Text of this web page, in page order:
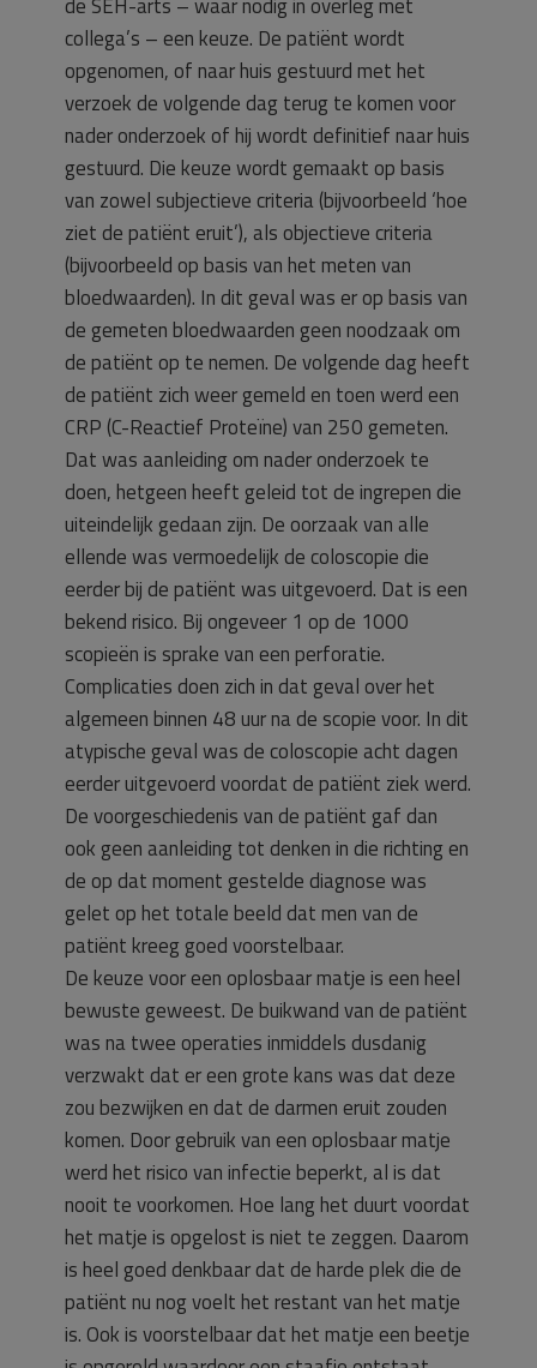
collega’s – een keuze. De patiënt wordt
opgenomen, of naar huis gestuurd met het
verzoek de volgende dag terug te komen voor
nader onderzoek of hij wordt definitief naar huis
gestuurd. Die keuze wordt gemaakt op basis
van zowel subjectieve criteria (bijvoorbeeld ‘hoe
ziet de patiënt eruit’), als objectieve criteria
(bijvoorbeeld op basis van het meten van
bloedwaarden). In dit geval was er op basis van
de gemeten bloedwaarden geen noodzaak om
de patiënt op te nemen. De volgende dag heeft
de patiënt zich weer gemeld en toen werd een
CRP (C-Reactief Proteïne) van 250 gemeten.
Dat was aanleiding om nader onderzoek te
doen, hetgeen heeft geleid tot de ingrepen die
uiteindelijk gedaan zijn. De oorzaak van alle
ellende was vermoedelijk de coloscopie die
eerder bij de patiënt was uitgevoerd. Dat is een
bekend risico. Bij ongeveer 1 op de 1000
scopieën is sprake van een perforatie.
Complicaties doen zich in dat geval over het
algemeen binnen 48 uur na de scopie voor. In dit
atypische geval was de coloscopie acht dagen
eerder uitgevoerd voordat de patiënt ziek werd.
De voorgeschiedenis van de patiënt gaf dan
ook geen aanleiding tot denken in die richting en
de op dat moment gestelde diagnose was
gelet op het totale beeld dat men van de
patiënt kreeg goed voorstelbaar.
De keuze voor een oplosbaar matje is een heel
bewuste geweest. De buikwand van de patiënt
was na twee operaties inmiddels dusdanig
verzwakt dat er een grote kans was dat deze
zou bezwijken en dat de darmen eruit zouden
komen. Door gebruik van een oplosbaar matje
werd het risico van infectie beperkt, al is dat
nooit te voorkomen. Hoe lang het duurt voordat
het matje is opgelost is niet te zeggen. Daarom
is heel goed denkbaar dat de harde plek die de
patiënt nu nog voelt het restant van het matje
is. Ook is voorstelbaar dat het matje een beetje